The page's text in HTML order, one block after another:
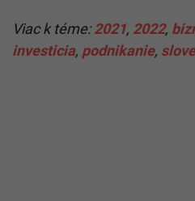
Viac k téme:2021, 2022,
investicia, podnikanie,